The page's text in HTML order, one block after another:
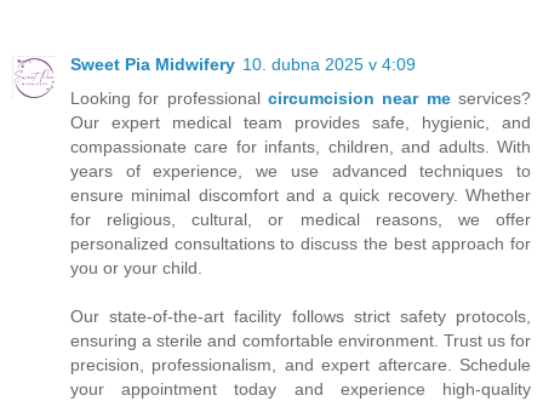
Sweet Pia Midwifery 10. dubna 2025 v 4:09
Looking for professional circumcision near meservices?
Our expert medical team provides safe, hygienic, and
compassionate care for infants, children, and adults. With
years of experience, we use advanced techniques to
ensure minimal discomfort and a quick recovery. Whether
for religious, cultural, or medical reasons, we offer
personalized consultations to discuss the best approach for
you or your child.
Our state-of-the-art facility follows strict safety protocols,
ensuring a sterile and comfortable environment. Trust us for
precision, professionalism, and expert aftercare. Schedule
your appointment today and experience high-quality